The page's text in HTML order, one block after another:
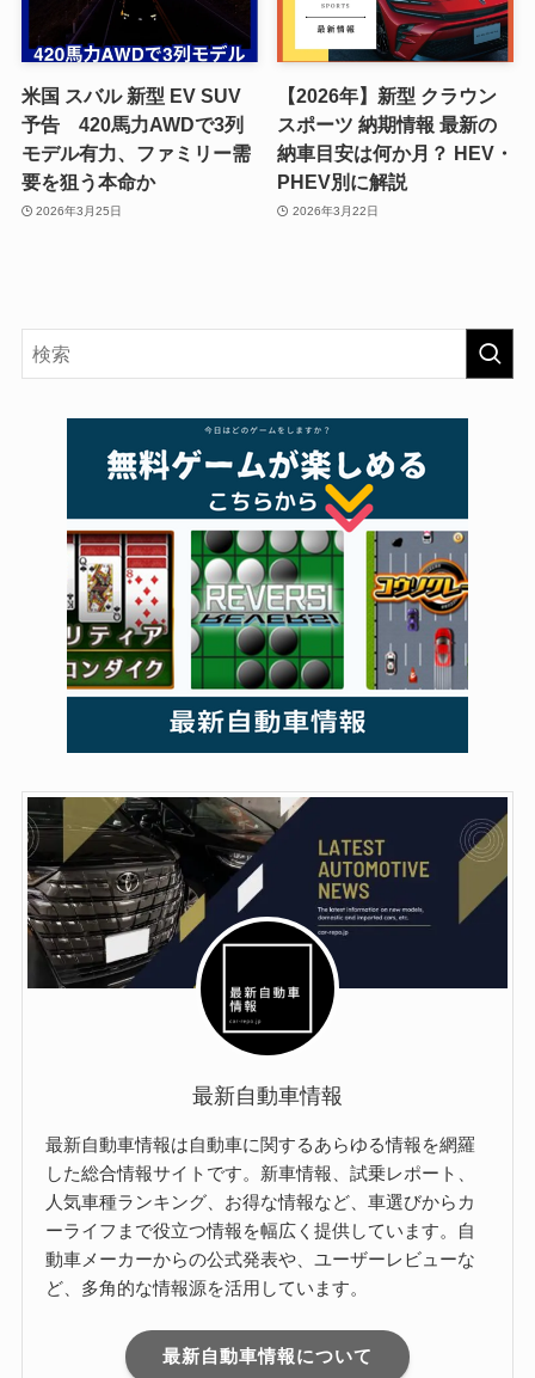
米国 スバル 新型 EV SUV
予告 420馬力AWDで3列
モデル有力、ファミリー需
要を狙う本命か
2026年3月25日
【2026年】新型 クラウン
スポーツ 納期情報 最新の
納車目安は何か月？ HEV・
PHEV別に解説
2026年3月22日
最新自動車情報
最新自動車情報は自動車に関するあらゆる情報を網羅
した総合情報サイトです。新車情報、試乗レポート、
人気車種ランキング、お得な情報など、車選びからカ
ーライフまで役立つ情報を幅広く提供しています。自
動車メーカーからの公式発表や、ユーザーレビューな
ど、多角的な情報源を活用しています。
最新自動車情報について